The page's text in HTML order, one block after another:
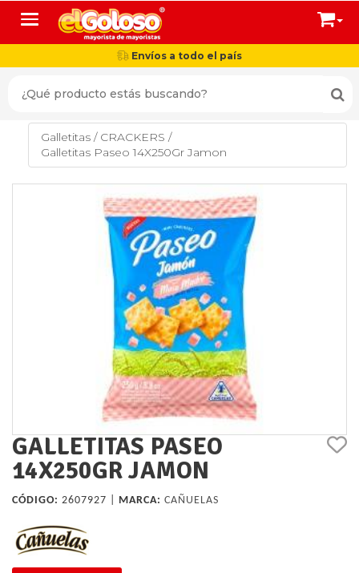
Toggle navigation
Envíos a todo el país
Galletitas / CRACKERS /
Galletitas Paseo 14X250Gr Jamon
GALLETITAS PASEO
14X250GR JAMON
CÓDIGO: 2607927 | MARCA: CAÑUELAS